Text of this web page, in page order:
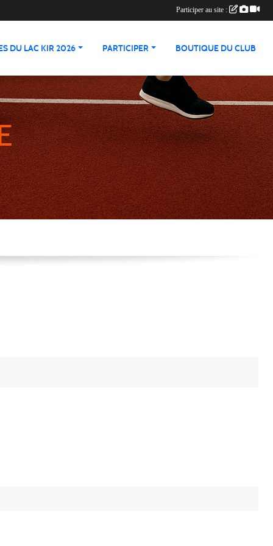
DU LAC KIR 2026 PARTICIPER BOUTIQUE DU CLUB
Participer au site :